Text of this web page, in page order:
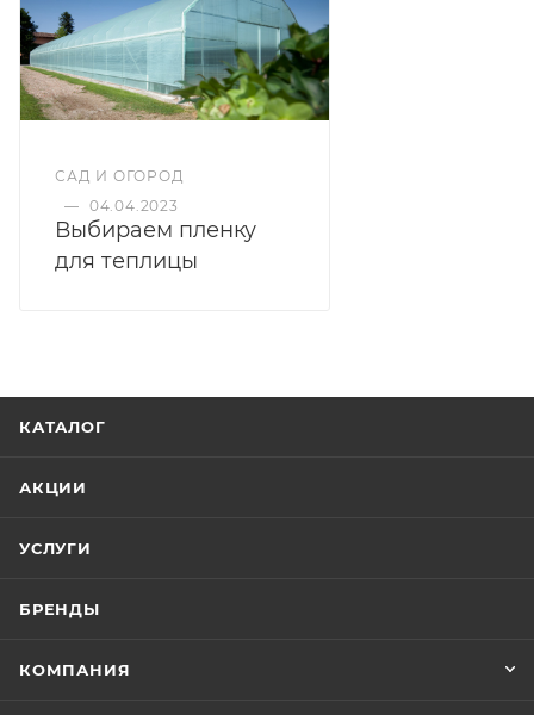
САД И ОГОРОД
— 04.04.2023
Выбираем пленку
для теплицы
КАТАЛОГ
АКЦИИ
УСЛУГИ
БРЕНДЫ
КОМПАНИЯ